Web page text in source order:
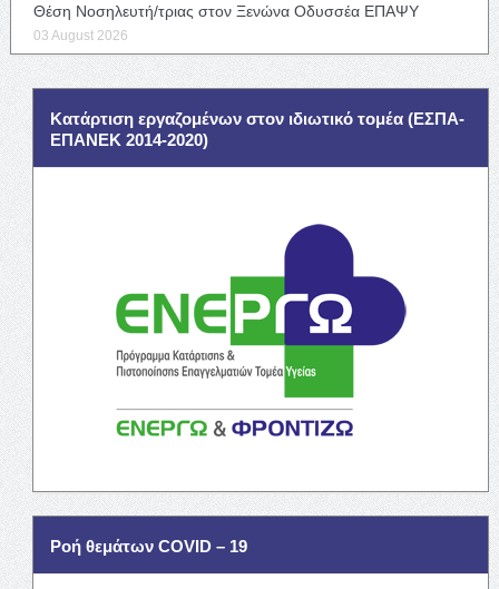
Θέση Νοσηλευτή/τριας στον Ξενώνα Οδυσσέα ΕΠΑΨΥ
03 August 2026
Κατάρτιση εργαζομένων στον ιδιωτικό τομέα (ΕΣΠΑ-
ΕΠΑΝΕΚ 2014-2020)
Ροή θεμάτων COVID – 19